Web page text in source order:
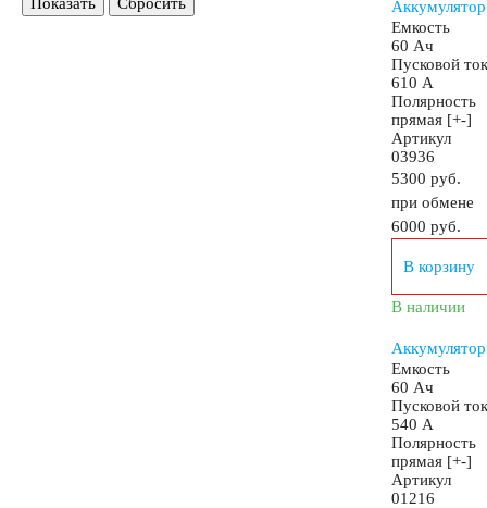
Аккумуляторы
Аккумуляторы по стране изготовлении
Турция
Республика
Иран
Емкость
60 Ач
Пусковой ток
610 А
Полярность
прямая [+-]
Артикул
03936
5300 руб.
при обмене
6000 руб.
В корзину
В наличии
Емкость
60 Ач
Пусковой ток
540 А
Полярность
прямая [+-]
Артикул
01216